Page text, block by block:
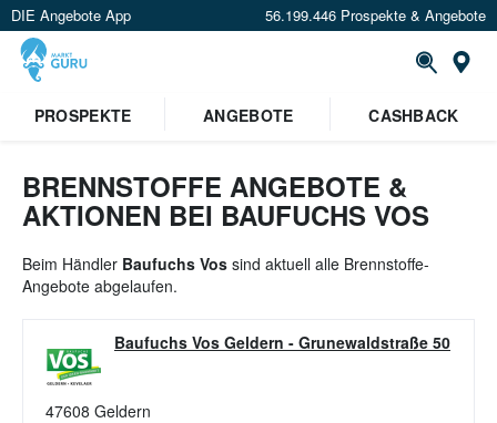
DIE Angebote App 56.199.446 Prospekte & Angebote
Standort festlegen
PROSPEKTE ANGEBOTE CASHBACK
BRENNSTOFFE ANGEBOTE &
AKTIONEN BEI BAUFUCHS VOS
Beim Händler Baufuchs Vos sind aktuell alle Brennstoffe-
Angebote abgelaufen.
Baufuchs Vos Geldern - Grunewaldstraße 50
47608 Geldern